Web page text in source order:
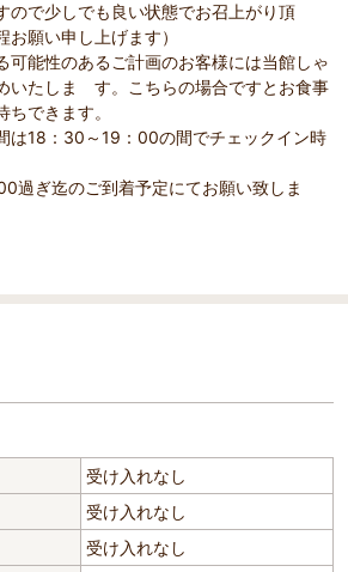
ので少しでも良い状態でお召上がり頂
願い申し上げます）
能性のあるご計画のお客様には当館しゃ
いたしま す。こちらの場合ですとお食事
できます。
は18：30～19：00の間でチェックイン時
過ぎ迄のご到着予定にてお願い致しま
受け入れなし
受け入れなし
受け入れなし